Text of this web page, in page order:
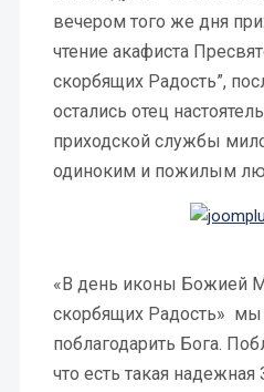
вечером того же дня
чтение акафиста
скорбящих Радость”,
остались отец
приходской службы
одиноким и пожилым
«В день иконы Божией
скорбящих Радость» мы
поблагодарить Бога.
что есть такая надежная